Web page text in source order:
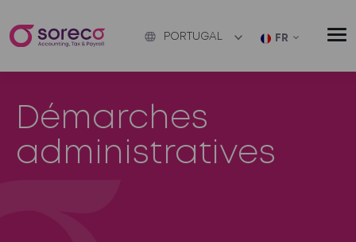
PORTUGAL FR
Démarches
administratives